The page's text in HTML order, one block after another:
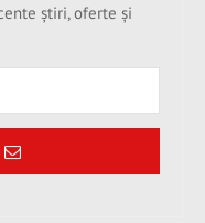
știri, oferte și